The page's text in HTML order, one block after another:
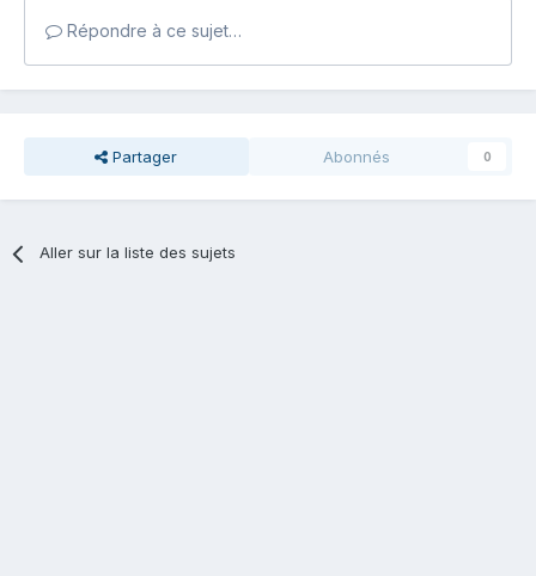
Répondre à ce sujet…
Partager Abonnés 0
Aller sur la liste des sujets